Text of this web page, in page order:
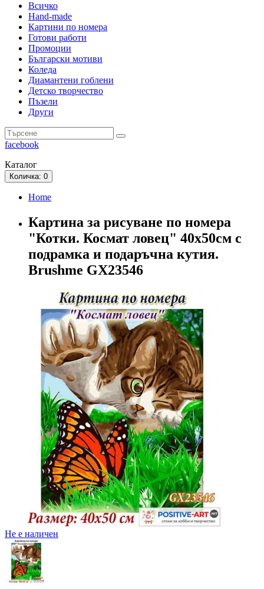
Всичко
Hand-made
Картини по номера
Готови работи
Промоции
Български мотиви
Коледа
Диамантени гоблени
Детско творчество
Пъзели
Други
facebook
Каталог
Количка: 0
Home
Картина за рисуване по номера
"Котки. Космат ловец" 40х50см с
подрамка и подаръчна кутия.
Brushme GX23546
Не е наличен